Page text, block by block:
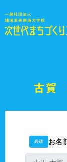
古賀
必須 お名